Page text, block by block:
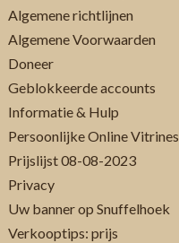
Algemene richtlijnen
Algemene Voorwaarden
Doneer
Geblokkeerde accounts
Informatie & Hulp
Persoonlijke Online Vitrines
Prijslijst 08-08-2023
Privacy
Uw banner op Snuffelhoek
Verkooptips: prijs